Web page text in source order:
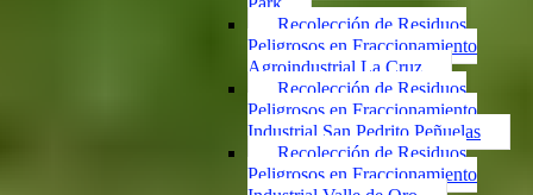
Recolección de Residuos
Peligrosos en Fraccionamiento
Agroindustrial La Cruz
Recolección de Residuos
Peligrosos en Fraccionamiento
Industrial San Pedrito Peñuelas
Recolección de Residuos
Peligrosos en Fraccionamiento